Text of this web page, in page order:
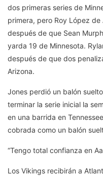
dos primeras series de
primera, pero Roy López
después de que Sean
yarda 19 de Minnesota.
después de que dos
Arizona.
Jones perdió un balón
terminar la serie inicial la
en una barrida en
cobrada como un balón
“Tengo total confianza en
Los Vikings recibirán a